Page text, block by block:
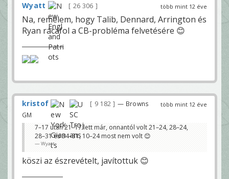
több mint 12 éve
Wyatt 26 306
Na, remélem, hogy Talib, Dennard, Arrington és
Ryan rácáfol a CB-probléma felvetésére 😊
több mint 12 éve
kristof 9 182
— Browns
GM
7–17 után 21–17 lett már, onnantól volt 21–24, 28–24,
28–31 és 34–31, 10–24 most nem volt 😊
Wyatt
köszi az észrevételt, javítottuk 😊